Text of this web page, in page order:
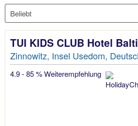
TUI KIDS CLUB Hotel
Zinnowitz, Insel Usedom,
4.9 - 85 % Weiterempfehlung